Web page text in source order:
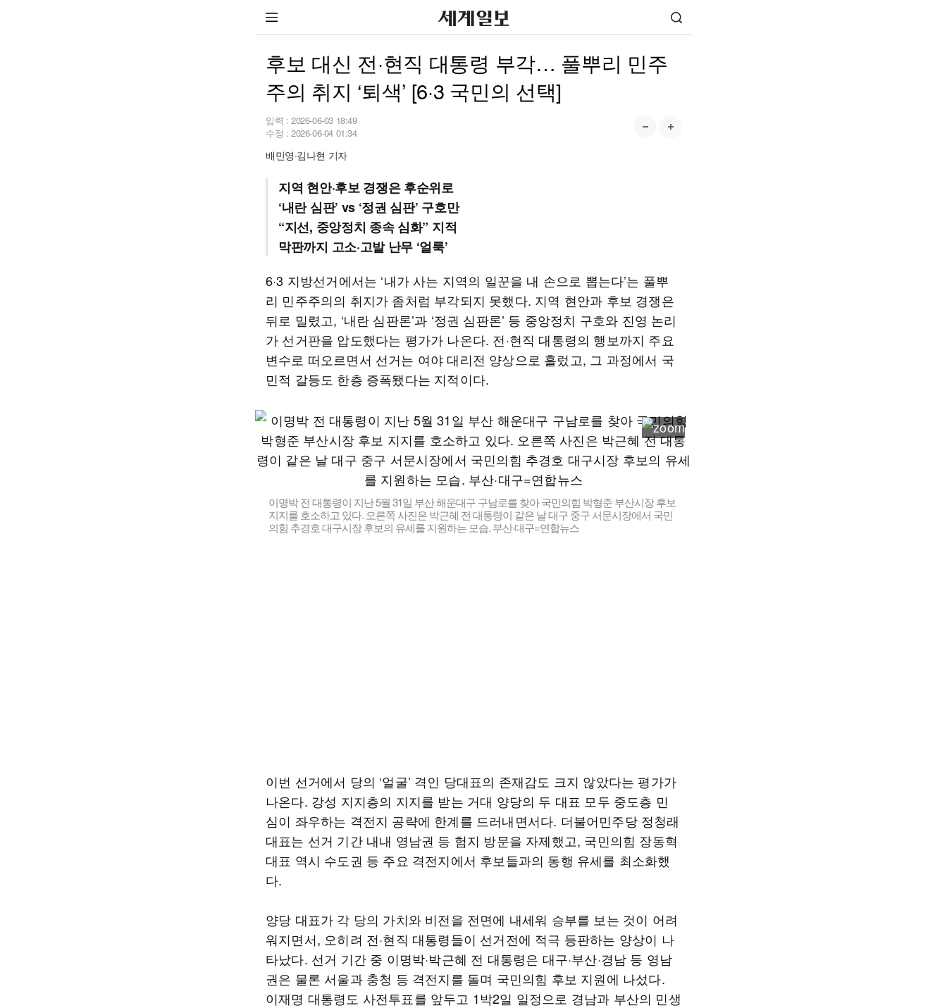
후보 대신 전·현직 대통령 부각… 풀뿌리 민주
주의 취지 ‘퇴색’ [6·3 국민의 선택]
입력 : 2026-06-03 18:49
수정 : 2026-06-04 01:34
배민영·김나현 기자
지역 현안·후보 경쟁은 후순위로
‘내란 심판’ vs ‘정권 심판’ 구호만
“지선, 중앙정치 종속 심화” 지적
막판까지 고소·고발 난무 ‘얼룩’
6·3 지방선거에서는 ‘내가 사는 지역의 일꾼을 내 손으로 뽑는다’는 풀뿌
리 민주주의의 취지가 좀처럼 부각되지 못했다. 지역 현안과 후보 경쟁은
뒤로 밀렸고, ‘내란 심판론’과 ‘정권 심판론’ 등 중앙정치 구호와 진영 논리
가 선거판을 압도했다는 평가가 나온다. 전·현직 대통령의 행보까지 주요
변수로 떠오르면서 선거는 여야 대리전 양상으로 흘렀고, 그 과정에서 국
민적 갈등도 한층 증폭됐다는 지적이다.
이명박 전 대통령이 지난 5월 31일 부산 해운대구 구남로를 찾아 국민의힘 박형준 부산시장 후보
지지를 호소하고 있다. 오른쪽 사진은 박근혜 전 대통령이 같은 날 대구 중구 서문시장에서 국민
의힘 추경호 대구시장 후보의 유세를 지원하는 모습. 부산·대구=연합뉴스
이번 선거에서 당의 ‘얼굴’ 격인 당대표의 존재감도 크지 않았다는 평가가
나온다. 강성 지지층의 지지를 받는 거대 양당의 두 대표 모두 중도층 민
심이 좌우하는 격전지 공략에 한계를 드러내면서다. 더불어민주당 정청래
대표는 선거 기간 내내 영남권 등 험지 방문을 자제했고, 국민의힘 장동혁
대표 역시 수도권 등 주요 격전지에서 후보들과의 동행 유세를 최소화했
다.
양당 대표가 각 당의 가치와 비전을 전면에 내세워 승부를 보는 것이 어려
워지면서, 오히려 전·현직 대통령들이 선거전에 적극 등판하는 양상이 나
타났다. 선거 기간 중 이명박·박근혜 전 대통령은 대구·부산·경남 등 영남
권은 물론 서울과 충청 등 격전지를 돌며 국민의힘 후보 지원에 나섰다.
이재명 대통령도 사전투표를 앞두고 1박2일 일정으로 경남과 부산의 민생